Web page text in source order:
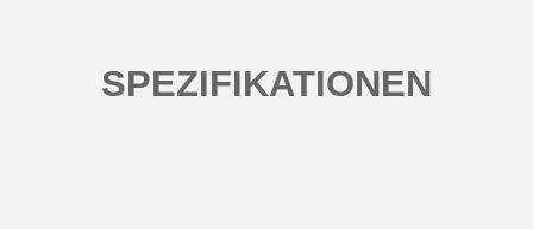
SPEZIFIKATIONEN